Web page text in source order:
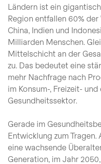
Ländern ist ein
Region entfallen 60%
China, Indien und
Milliarden Menschen.
Mittelschicht an der
zu. Das bedeutet eine
mehr Nachfrage nach
im Konsum-, Freizeit-
Gesundheitssektor.
Gerade im
Entwicklung zum Tragen.
eine wachsende
Generation, im Jahr